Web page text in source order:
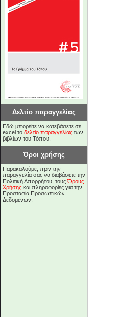
Δελτίο παραγγελίας
Εδώ μπορείτε να κατεβάσετε σε
excel το δελτίο παραγγελίας των
βιβλίων του Τόπου.
Όροι χρήσης
Παρακαλούμε, πριν την
παραγγελία σας να διαβάσετε την
Πολιτική Απορρήτου, τουςΌρους
Χρήσης και πληροφορίες για την
Προστασία Προσωπικών
Δεδομένων.